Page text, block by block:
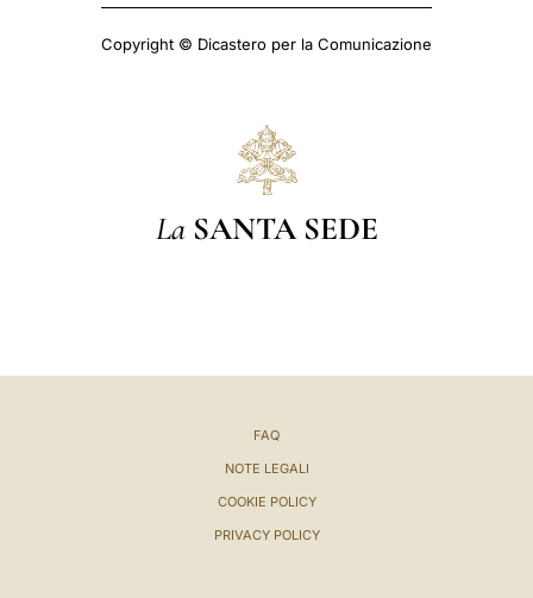
Copyright © Dicastero per la Comunicazione
La SANTA SEDE
FAQ
NOTE LEGALI
COOKIE POLICY
PRIVACY POLICY